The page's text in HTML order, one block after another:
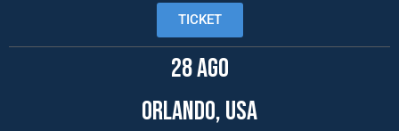
TICKET
28 AGO
ORLANDO, USA